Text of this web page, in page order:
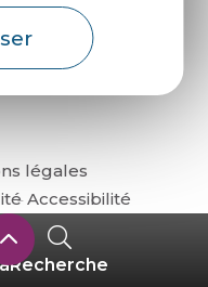
Recherche
?
légales
Accessibilité